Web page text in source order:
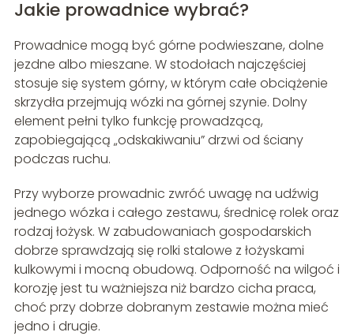
Jakie prowadnice wybrać?
Prowadnice mogą być górne podwieszane, dolne
jezdne albo mieszane. W stodołach najczęściej
stosuje się system górny, w którym całe obciążenie
skrzydła przejmują wózki na górnej szynie. Dolny
element pełni tylko funkcję prowadzącą,
zapobiegającą „odskakiwaniu” drzwi od ściany
podczas ruchu.
Przy wyborze prowadnic zwróć uwagę na udźwig
jednego wózka i całego zestawu, średnicę rolek oraz
rodzaj łożysk. W zabudowaniach gospodarskich
dobrze sprawdzają się rolki stalowe z łożyskami
kulkowymi i mocną obudową. Odporność na wilgoć i
korozję jest tu ważniejsza niż bardzo cicha praca,
choć przy dobrze dobranym zestawie można mieć
jedno i drugie.